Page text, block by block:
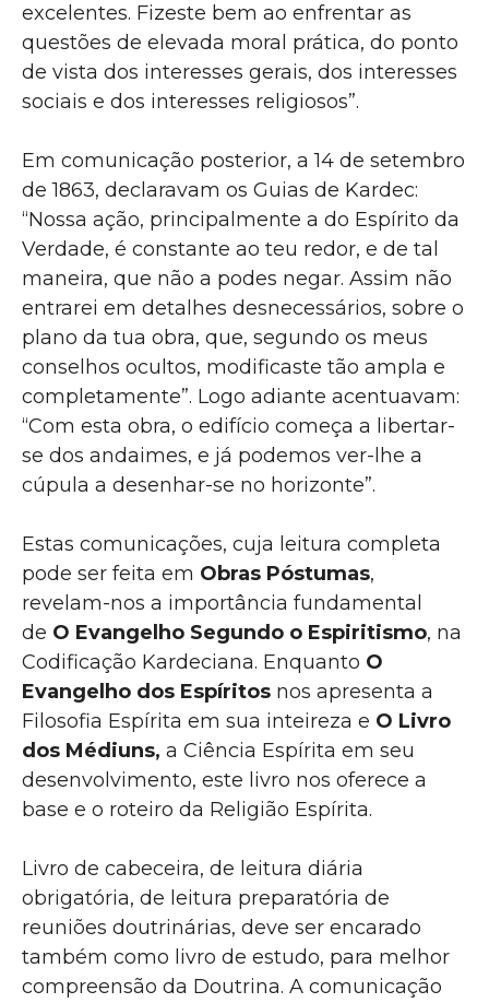
excelentes. Fizeste bem ao enfrentar as
questões de elevada moral prática, do ponto
de vista dos interesses gerais, dos interesses
sociais e dos interesses religiosos”.
Em comunicação posterior, a 14 de setembro
de 1863, declaravam os Guias de Kardec:
“Nossa ação, principalmente a do Espírito da
Verdade, é constante ao teu redor, e de tal
maneira, que não a podes negar. Assim não
entrarei em detalhes desnecessários, sobre o
plano da tua obra, que, segundo os meus
conselhos ocultos, modificaste tão ampla e
completamente”. Logo adiante acentuavam:
“Com esta obra, o edifício começa a libertar-
se dos andaimes, e já podemos ver-lhe a
cúpula a desenhar-se no horizonte”.
Estas comunicações, cuja leitura completa
pode ser feita em Obras Póstumas,
revelam-nos a importância fundamental
de O Evangelho Segundo o Espiritismo, na
Codificação Kardeciana. Enquanto O
Evangelho dos Espíritos nos apresenta a
Filosofia Espírita em sua inteireza e O Livro
dos Médiuns, a Ciência Espírita em seu
desenvolvimento, este livro nos oferece a
base e o roteiro da Religião Espírita.
Livro de cabeceira, de leitura diária
obrigatória, de leitura preparatória de
reuniões doutrinárias, deve ser encarado
também como livro de estudo, para melhor
compreensão da Doutrina. A comunicação